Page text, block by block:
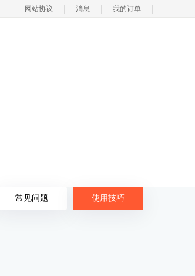
网站协议 消息 我的订单
常见问题 使用技巧